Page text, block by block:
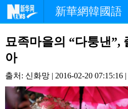
新華網韓國語
홈페이지 최신뉴
중한교류 핫 TV
묘족마을의 “다퉁낸”,
아
출처: 신화망 | 2016-02-20 07:15:16